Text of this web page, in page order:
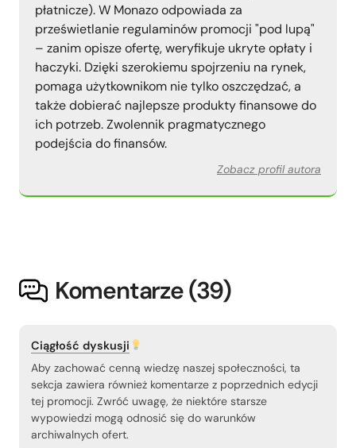
płatnicze). W Monazo odpowiada za
prześwietlanie regulaminów promocji "pod lupą"
– zanim opisze ofertę, weryfikuje ukryte opłaty i
haczyki. Dzięki szerokiemu spojrzeniu na rynek,
pomaga użytkownikom nie tylko oszczędzać, a
także dobierać najlepsze produkty finansowe do
ich potrzeb. Zwolennik pragmatycznego
podejścia do finansów.
Zobacz profil autora
Komentarze (39)
Ciągłość dyskusji
Aby zachować cenną wiedzę naszej społeczności, ta
sekcja zawiera również komentarze z poprzednich edycji
tej promocji. Zwróć uwagę, że niektóre starsze
wypowiedzi mogą odnosić się do warunków
archiwalnych ofert.